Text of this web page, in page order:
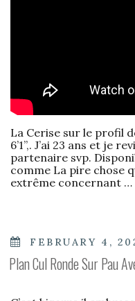
La Cerise sur le profil
6’1”,. J’ai 23 ans et je
partenaire svp.
comme La pire chose
extrême concernant …
POSTED
FEBRUARY 4,
Plan Cul Ronde Sur Pau